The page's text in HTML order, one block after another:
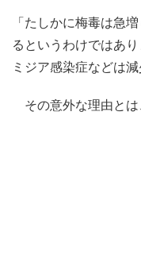
「たしかに梅毒は急
るというわけではあ
ミジア感染症などは
その意外な理由とは